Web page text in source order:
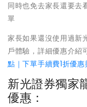
同時也免去家長還要去
單
家長如果還沒使用過新
戶體驗，詳細優惠介紹
點｜下單手續費1折優
新光證券獨家
優惠：